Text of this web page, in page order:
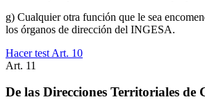
g) Cualquier otra función que le sea
los órganos de dirección del INGESA.
Hacer test Art. 10
Art. 11
De las Direcciones Territoriales de